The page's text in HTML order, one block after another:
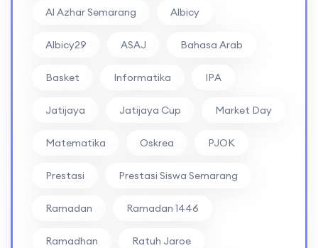
Al Azhar Semarang Albicy
Albicy29 ASAJ Bahasa Arab
Basket Informatika IPA
Jatijaya Jatijaya Cup Market Day
Matematika Oskrea PJOK
Prestasi Prestasi Siswa Semarang
Ramadan Ramadan 1446
Ramadhan Ratuh Jaroe